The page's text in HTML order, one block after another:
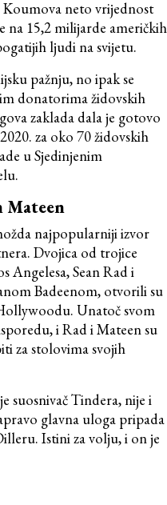
Koumova neto vrijednost
na 15,2 milijarde američkih
ljudi na svijetu.
pažnju, no ipak se
donatorima židovskih
zaklada dala je gotovo
za oko 70 židovskih
u Sjedinjenim
Mateen
najpopularniji izvor
Dvojica od trojice
Angelesa, Sean Rad i
Badeenom, otvorili su
Unatoč svom
i Rad i Mateen su
za stolovima svojih
suosnivač Tindera, nije i
glavna uloga pripada
Istini za volju, i on je